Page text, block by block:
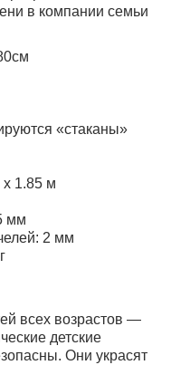
в компании семьи
«стаканы»
1.85 м
мм
2 мм
всех возрастов —
детские
Они украсят